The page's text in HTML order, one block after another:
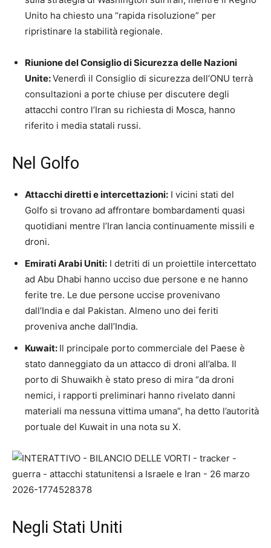
Unito ha chiesto una “rapida risoluzione” per
ripristinare la stabilità regionale.
Riunione del Consiglio di Sicurezza delle Nazioni
Unite:Venerdì il Consiglio di sicurezza dell’ONU terrà
consultazioni a porte chiuse per discutere degli
attacchi contro l’Iran su richiesta di Mosca, hanno
riferito i media statali russi.
Nel Golfo
Attacchi diretti e intercettazioni: I vicini stati del
Golfo si trovano ad affrontare bombardamenti quasi
quotidiani mentre l’Iran lancia continuamente missili e
droni.
Emirati Arabi Uniti: I detriti di un proiettile intercettato
ad Abu Dhabi hanno ucciso due persone e ne hanno
ferite tre. Le due persone uccise provenivano
dall’India e dal Pakistan. Almeno uno dei feriti
proveniva anche dall’India.
Kuwait: Il principale porto commerciale del Paese è
stato danneggiato da un attacco di droni all’alba. Il
porto di Shuwaikh è stato preso di mira “da droni
nemici, i rapporti preliminari hanno rivelato danni
materiali ma nessuna vittima umana”, ha detto l’autorità
portuale del Kuwait in una nota su X.
Negli Stati Uniti